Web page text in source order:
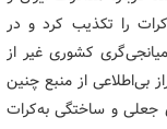
را تکذیب کرد و در
کشوری غیر از
بی‌اطلاعی از منبع چنین
جعلی و ساختگی به‌کرات